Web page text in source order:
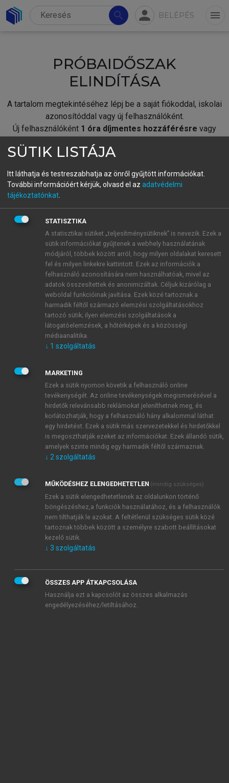
search person BELÉPÉS menu
PRÓBAIDŐSZAK
ELINDÍTÁSA
A tartalom megtekintéséhez lépj be a saját fiókoddal, iskolai
azonosítóddal vagy új felhasználóként.
Új felhasználóként 1 óra díjmentes hozzáférésre vagy
fiókoddal,vagy hozz létre új fiókot.
A regisztráció után apróbaidőszakautomatikusan
BELÉPÉS SAJÁT FIÓKKAL
ÚJ FIÓK LÉTREHOZÁSA
1 óra díjmentes hozzáférés
E-MAIL-CÍM
JELSZÓ
JELSZÓ ÚJRA
Kérek értesítést a MeRSZ újdonságairól, akcióiról.
Kérek értesítést az Akadémiai Kiadó Zrt. újdonságairól,
Adatkezelési tájékoztatóbanfoglaltakat tudomásul
veszem és elfogadom.
Általános vásárlási feltételeket, valamint a szotar.netés a
mersz.huoldalak licencszerződéseiben foglaltakat
tudomásul veszem és elfogadom.
KIPRÓBÁLOM
SÜTIK LISTÁJA
Itt láthatja és testreszabhatja az önről gyűjtött információkat.
További információért kérjük, olvasd el az adatvédelmi
tájékoztatónkat
STATISZTIKA
A statisztikai sütiket „teljesítménysütiknek” is nevezik. Ezek a
sütik információkat gyűjtenek a webhely használatának
módjáról, többek között arról, hogy milyen oldalakat keresett
fel és milyen linkekre kattintott. Ezek az információk a
felhasználó azonosítására nem használhatóak, mivel az
adatok összesítettek és anonimizáltak. Céljuk kizárólag a
weboldal funkcióinak javítása. Ezek közé tartoznak a
harmadik féltől származó elemzési szolgáltatásokhoz
tartozó sütik; ilyen elemzési szolgáltatások a
látogatóelemzések, a hőtérképek és a közösségi
médiaanalitika.
↓ 1 szolgáltatás
MARKETING
Ezek a sütik nyomon követik a felhasználó online
tevékenységét. Az online tevékenységek megismerésével a
hirdetők relevánsabb reklámokat jeleníthetnek meg, és
korlátozhatják, hogy a felhasználó hány alkalommal láthat
egy hirdetést. Ezek a sütik más szervezetekkel és hirdetőkkel
is megoszthatják ezeket az információkat. Ezek állandó sütik,
amelyek szinte mindig egy harmadik féltől származnak.
↓ 2 szolgáltatás
MŰKÖDÉSHEZ ELENGEDHETETLEN (mindig szükséges)
Ezek a sütik elengedhetetlenek az oldalunkon történő
böngészéshez,a funkciók használatához, és a felhasználók
nem tilthatják le azokat. A feltétlenül szükséges sütik közé
tartoznak többek között a személyre szabott beállításokat
kezelő sütik.
↓ 3 szolgáltatás
ÖSSZES APP ÁTKAPCSOLÁSA
Használja ezt a kapcsolót az összes alkalmazás
engedélyezéséhez/letiltásához.